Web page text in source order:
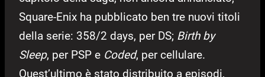
Square-Enix ha pubblicato ben tre nuovi titoli
della serie: 358/2 days, per DS; Birth by
Sleep, per PSP e Coded, per cellulare.
Quest’ultimo è stato distribuito a episodi,